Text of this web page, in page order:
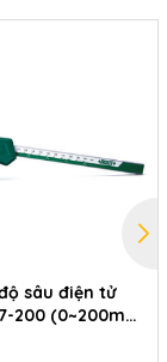
sâu điện tử
200 (0~200mm;